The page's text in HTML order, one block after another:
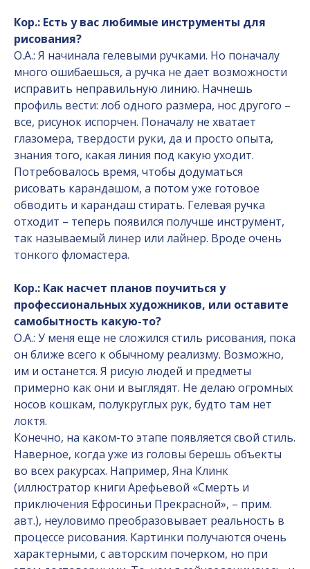
Кор.: Есть у вас любимые инструменты для
рисования?
О.А.: Я начинала гелевыми ручками. Но поначалу
много ошибаешься, а ручка не дает возможности
исправить неправильную линию. Начнешь
профиль вести: лоб одного размера, нос другого –
все, рисунок испорчен. Поначалу не хватает
глазомера, твердости руки, да и просто опыта,
знания того, какая линия под какую уходит.
Потребовалось время, чтобы додуматься
рисовать карандашом, а потом уже готовое
обводить и карандаш стирать. Гелевая ручка
отходит – теперь появился получше инструмент,
так называемый линер или лайнер. Вроде очень
тонкого фломастера.
Кор.: Как насчет планов поучиться у
профессиональных художников, или оставите
самобытность какую-то?
О.А.: У меня еще не сложился стиль рисования, пока
он ближе всего к обычному реализму. Возможно,
им и останется. Я рисую людей и предметы
примерно как они и выглядят. Не делаю огромных
носов кошкам, полукруглых рук, будто там нет
локтя.
Конечно, на каком-то этапе появляется свой стиль.
Наверное, когда уже из головы берешь объекты
во всех ракурсах. Например, Яна Клинк
(иллюстратор книги Арефьевой «Смерть и
приключения Ефросиньи Прекрасной», – прим.
авт.), неуловимо преобразовывает реальность в
процессе рисования. Картинки получаются очень
характерными, с авторским почерком, но при